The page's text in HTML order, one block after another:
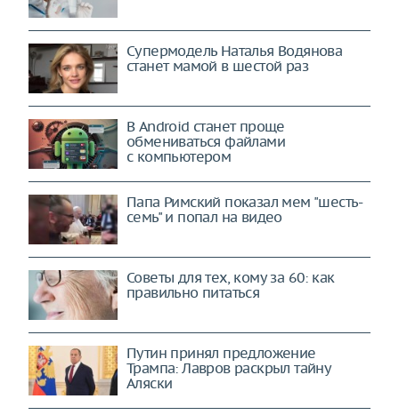
Супермодель Наталья Водянова
станет мамой в шестой раз
В Android станет проще
обмениваться файлами
с компьютером
Папа Римский показал мем "шесть-
семь" и попал на видео
Советы для тех, кому за 60: как
правильно питаться
Путин принял предложение
Трампа: Лавров раскрыл тайну
Аляски